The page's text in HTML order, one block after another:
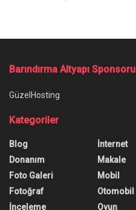
Barındırma Altyapı Sponsoru
GüzelHosting
Kategoriler
Blog
Donanım
Foto Galeri
Fotoğraf
İnceleme
İnternet
Makale
Mobil
Otomobil
Oyun